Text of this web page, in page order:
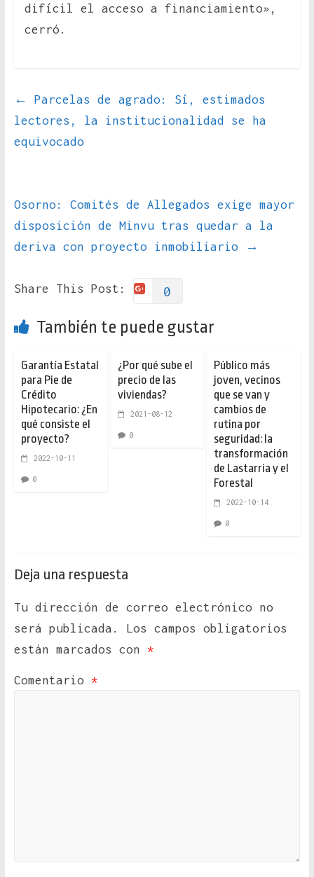
difícil el acceso a financiamiento»,
cerró.
←
Parcelas de agrado: Sí, estimados
lectores, la institucionalidad se ha
equivocado
Osorno: Comités de Allegados exige mayor
disposición de Minvu tras quedar a la
deriva con proyecto inmobiliario
→
Share This Post: 0
También te puede gustar
Garantía Estatal
para Pie de
Crédito
Hipotecario: ¿En
qué consiste el
proyecto?
2022-10-11
0
¿Por qué sube el
precio de las
viviendas?
2021-08-12
0
Público más
joven, vecinos
que se van y
cambios de
rutina por
seguridad: la
transformación
de Lastarria y el
Forestal
2022-10-14
0
Deja una respuesta
Tu dirección de correo electrónico no
será publicada.
Los campos obligatorios
están marcados con *
Comentario *